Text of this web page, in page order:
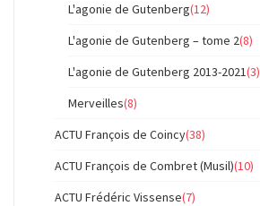
L'agonie de Gutenberg(12)
L'agonie de Gutenberg – tome 2(8)
L'agonie de Gutenberg 2013-2021(3)
Merveilles(8)
ACTU François de Coincy(38)
ACTU François de Combret (Musil)(10)
ACTU Frédéric Vissense(7)